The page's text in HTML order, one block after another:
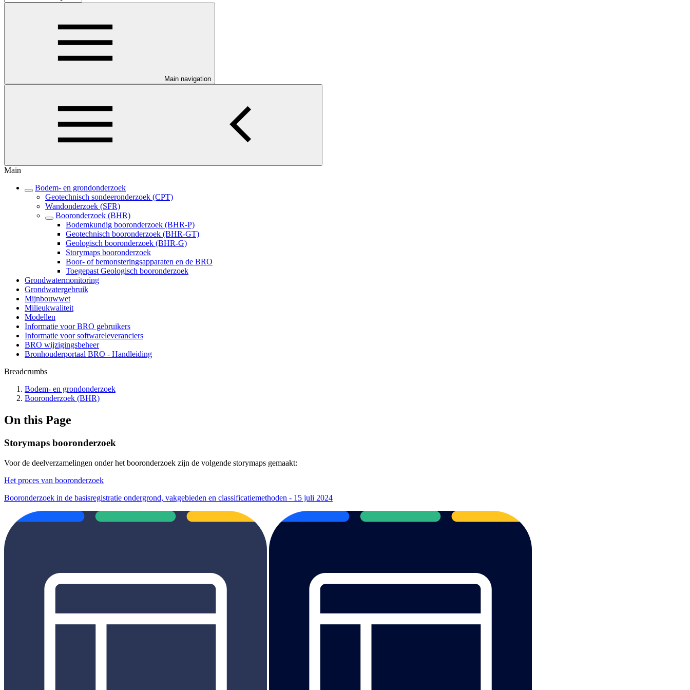
Main navigation
Main
Bodem- en grondonderzoek
Geotechnisch sondeeronderzoek (CPT)
Wandonderzoek (SFR)
Booronderzoek (BHR)
Bodemkundig booronderzoek (BHR-P)
Geotechnisch booronderzoek (BHR-GT)
Geologisch booronderzoek (BHR-G)
Storymaps booronderzoek
Boor- of bemonsteringsapparaten en de BRO
Toegepast Geologisch booronderzoek
Grondwatermonitoring
Grondwatergebruik
Mijnbouwwet
Milieukwaliteit
Modellen
Informatie voor BRO gebruikers
Informatie voor softwareleveranciers
BRO wijzigingsbeheer
Bronhouderportaal BRO - Handleiding
Breadcrumbs
Bodem- en grondonderzoek
Booronderzoek (BHR)
On this Page
Storymaps booronderzoek
Voor de deelverzamelingen onder het booronderzoek zijn de volgende storymaps gemaakt:
Het proces van booronderzoek
Booronderzoek in de basisregistratie ondergrond, vakgebieden en classificatiemethoden - 15 juli 2024